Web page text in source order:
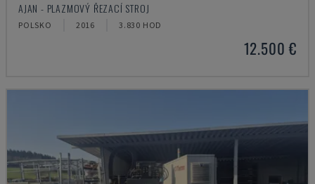
AJAN - PLAZMOVÝ ŘEZACÍ STROJ
POLSKO 2016 3.830 HOD
12.500 €